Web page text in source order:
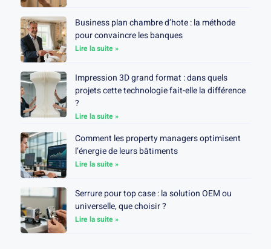
Business plan chambre d’hote : la méthode
pour convaincre les banques
Lire la suite »
Impression 3D grand format : dans quels
projets cette technologie fait-elle la différence
?
Lire la suite »
Comment les property managers optimisent
l’énergie de leurs bâtiments
Lire la suite »
Serrure pour top case : la solution OEM ou
universelle, que choisir ?
Lire la suite »